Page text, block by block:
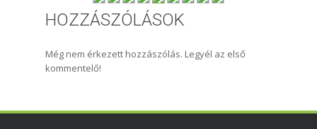
HOZZÁSZÓLÁSOK
Még nem érkezett hozzászólás. Legyél az első
kommentelő!